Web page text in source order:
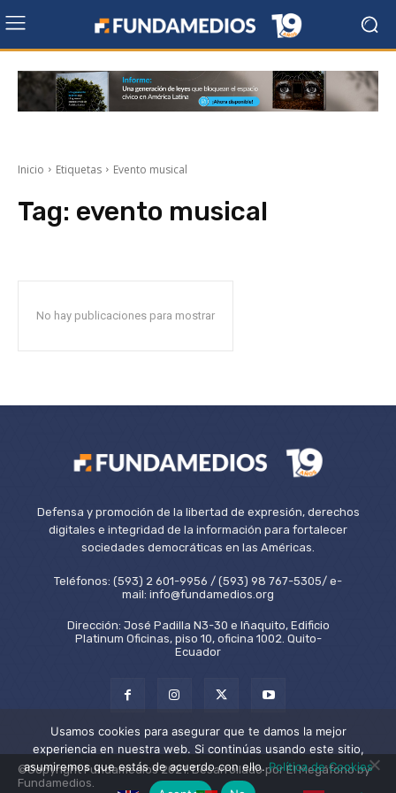
Inicio Etiquetas Evento musical
Tag: evento musical
No hay publicaciones para mostrar
Defensa y promoción de la libertad de expresión, derechos
digitales e integridad de la información para fortalecer
sociedades democráticas en las Américas.
Teléfonos: (593) 2 601-9956 / (593) 98 767-5305/ e-
mail: info@fundamedios.org
Dirección: José Padilla N3-30 e Iñaquito, Edificio
Platinum Oficinas, piso 10, oficina 1002. Quito-
Ecuador
©Copyright Fundamedios 2021. Desarrollado por El Megáfono by
Fundamedios.
Usamos cookies para asegurar que te damos la mejor
experiencia en nuestra web. Si continúas usando este sitio,
asumiremos que estás de acuerdo con ello.Política de Cookies